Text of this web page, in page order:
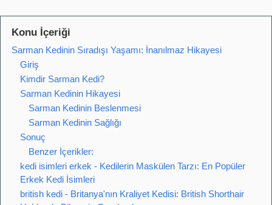
Konu İçeriği
Sarman Kedinin Sıradışı Yaşamı: İnanılmaz Hikayesi
Giriş
Kimdir Sarman Kedi?
Sarman Kedinin Hikayesi
Sarman Kedinin Beslenmesi
Sarman Kedinin Sağlığı
Sonuç
Benzer İçerikler:
kedi isimleri erkek - Kedilerin Maskülen Tarzı: En Popüler
Erkek Kedi İsimleri
british kedi - Britanya'nın Kraliyet Kedisi: British Shorthair